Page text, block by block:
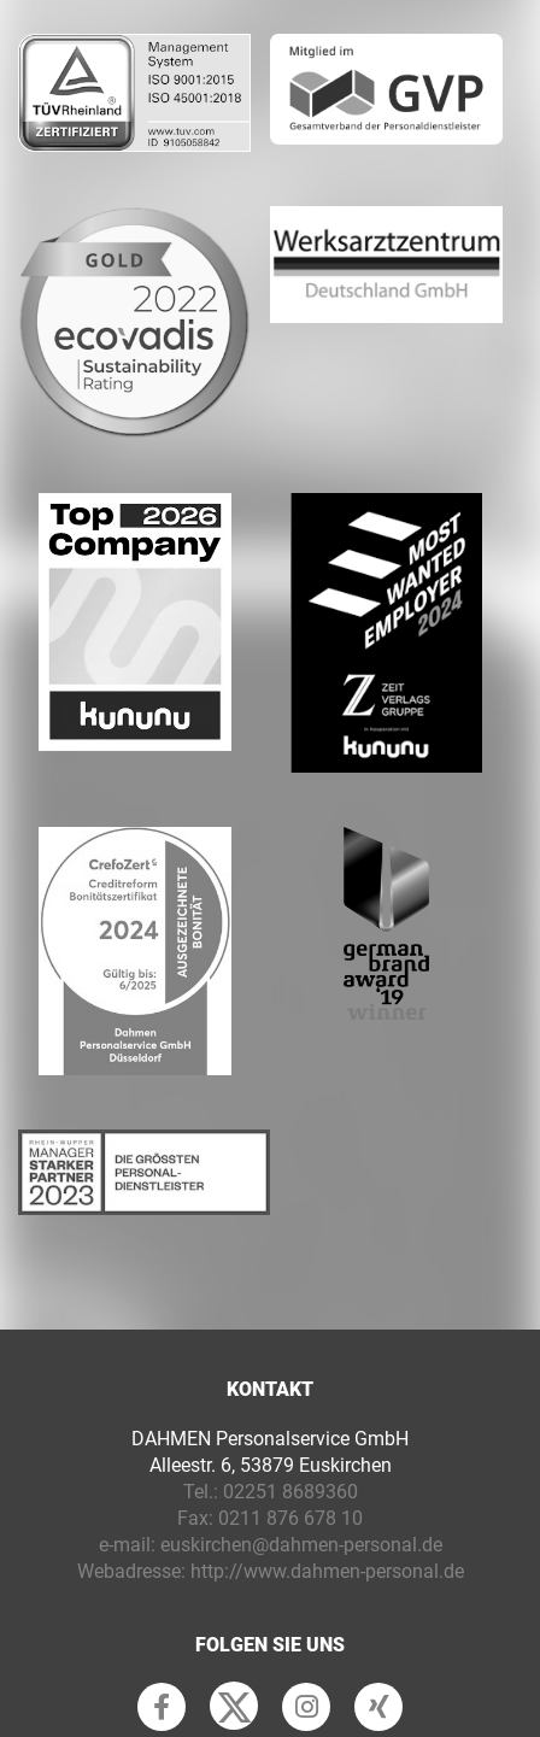
KONTAKT
DAHMEN Personalservice GmbH
Alleestr. 6, 53879 Euskirchen
Tel.: 02251 8689360
Fax: 0211 876 678 10
e-mail: euskirchen@dahmen-personal.de
Webadresse: http://www.dahmen-personal.de
FOLGEN SIE UNS